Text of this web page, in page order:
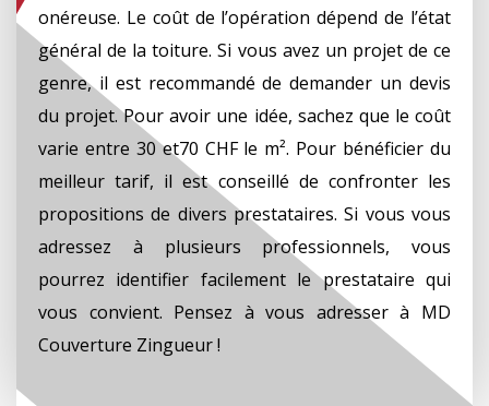
onéreuse. Le coût de l’opération dépend de l’état
général de la toiture. Si vous avez un projet de ce
genre, il est recommandé de demander un devis
du projet. Pour avoir une idée, sachez que le coût
varie entre 30 et70 CHF le m². Pour bénéficier du
meilleur tarif, il est conseillé de confronter les
propositions de divers prestataires. Si vous vous
adressez à plusieurs professionnels, vous
pourrez identifier facilement le prestataire qui
vous convient. Pensez à vous adresser à MD
Couverture Zingueur !